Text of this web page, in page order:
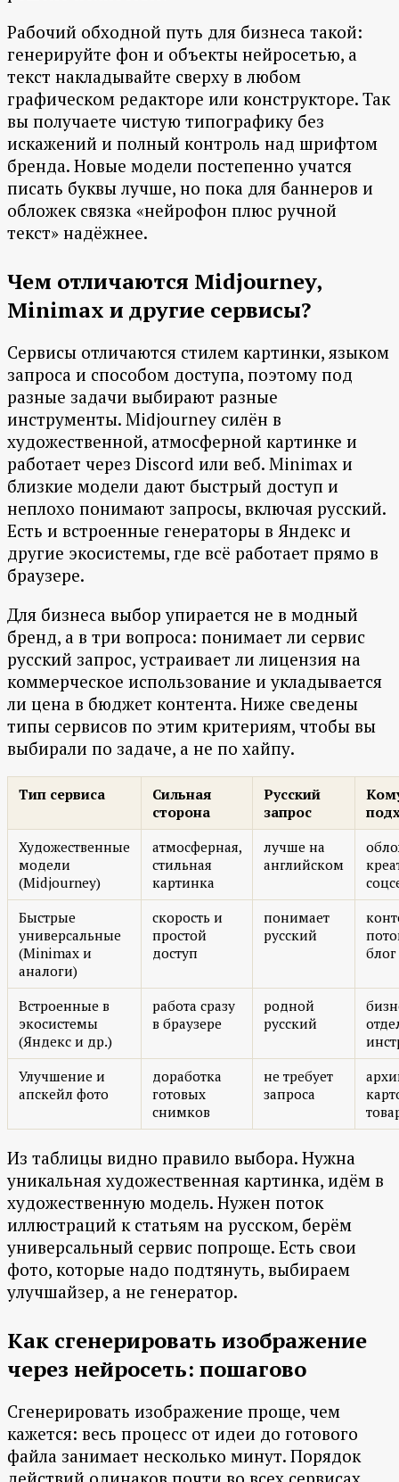
Рабочий обходной путь для бизнеса такой:
генерируйте фон и объекты нейросетью, а
текст накладывайте сверху в любом
графическом редакторе или конструкторе. Так
вы получаете чистую типографику без
искажений и полный контроль над шрифтом
бренда. Новые модели постепенно учатся
писать буквы лучше, но пока для баннеров и
обложек связка «нейрофон плюс ручной
текст» надёжнее.
Чем отличаются Midjourney,
Minimax и другие сервисы?
Сервисы отличаются стилем картинки, языком
запроса и способом доступа, поэтому под
разные задачи выбирают разные
инструменты. Midjourney силён в
художественной, атмосферной картинке и
работает через Discord или веб. Minimax и
близкие модели дают быстрый доступ и
неплохо понимают запросы, включая русский.
Есть и встроенные генераторы в Яндекс и
другие экосистемы, где всё работает прямо в
браузере.
Для бизнеса выбор упирается не в модный
бренд, а в три вопроса: понимает ли сервис
русский запрос, устраивает ли лицензия на
коммерческое использование и укладывается
ли цена в бюджет контента. Ниже сведены
типы сервисов по этим критериям, чтобы вы
выбирали по задаче, а не по хайпу.
Тип сервиса
Сильная
сторона
Русский
запрос
Художественные
модели
(Midjourney)
атмосферная,
стильная
картинка
лучше на
английском
Быстрые
универсальные
(Minimax и
аналоги)
скорость и
простой
доступ
понимает
русский
блог
Встроенные в
экосистемы
(Яндекс и др.)
работа сразу
в браузере
родной
русский
Улучшение и
апскейл фото
доработка
готовых
снимков
не требует
запроса
Из таблицы видно правило выбора. Нужна
уникальная художественная картинка, идём в
художественную модель. Нужен поток
иллюстраций к статьям на русском, берём
универсальный сервис попроще. Есть свои
фото, которые надо подтянуть, выбираем
улучшайзер, а не генератор.
Как сгенерировать изображение
через нейросеть: пошагово
Сгенерировать изображение проще, чем
кажется: весь процесс от идеи до готового
файла занимает несколько минут. Порядок